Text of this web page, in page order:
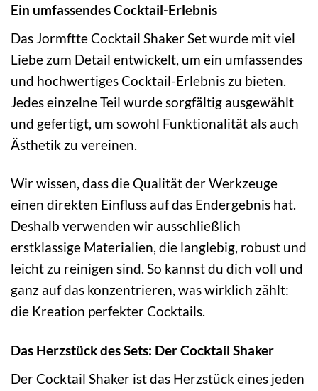
Ein umfassendes Cocktail-Erlebnis
Das Jormftte Cocktail Shaker Set wurde mit viel
Liebe zum Detail entwickelt, um ein umfassendes
und hochwertiges Cocktail-Erlebnis zu bieten.
Jedes einzelne Teil wurde sorgfältig ausgewählt
und gefertigt, um sowohl Funktionalität als auch
Ästhetik zu vereinen.
Wir wissen, dass die Qualität der Werkzeuge
einen direkten Einfluss auf das Endergebnis hat.
Deshalb verwenden wir ausschließlich
erstklassige Materialien, die langlebig, robust und
leicht zu reinigen sind. So kannst du dich voll und
ganz auf das konzentrieren, was wirklich zählt:
die Kreation perfekter Cocktails.
Das Herzstück des Sets: Der Cocktail Shaker
Der Cocktail Shaker ist das Herzstück eines jeden